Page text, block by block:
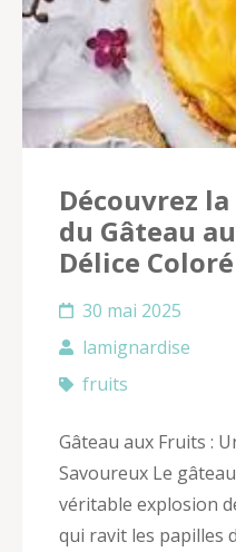
Découvrez
du Gâteau
Délice
30 mai 2025
lamignardise
fruits
Gâteau aux Fruits :
Savoureux Le
véritable explosion
qui ravit les papilles